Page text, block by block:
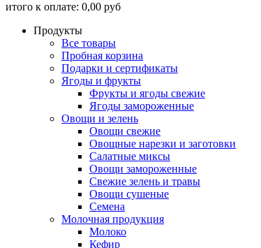
) 9 авг. 18:00 (заказать до
Позиций:
0.00руб
итого к оплате: 0,00 руб
Продукты
Все товары
Пробная корзина
Подарки и сертификаты
Ягоды и фрукты
Фрукты и ягоды свежие
Ягоды замороженные
Овощи и зелень
Овощи свежие
Овощные нарезки и заготовки
Салатные миксы
Овощи замороженные
Свежие зелень и травы
Овощи сушеные
Семена
Молочная продукция
Молоко
Кефир